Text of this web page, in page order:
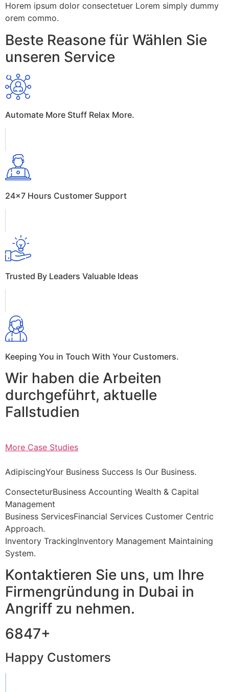
Horem ipsum dolor consectetuer Lorem simply dummy
orem commo.
Beste Reasone für Wählen Sie
unseren Service
Automate More Stuff Relax More.
24×7 Hours Customer Support
Trusted By Leaders Valuable Ideas
Keeping You in Touch With Your Customers.
Wir haben die Arbeiten
durchgeführt, aktuelle
Fallstudien
More Case Studies
AdipiscingYour Business Success Is Our Business.
ConsecteturBusiness Accounting Wealth & Capital
Management
Business ServicesFinancial Services Customer Centric
Approach.
Inventory TrackingInventory Management Maintaining
System.
Kontaktieren Sie uns, um Ihre
Firmengründung in Dubai in
Angriff zu nehmen.
6847+
Happy Customers